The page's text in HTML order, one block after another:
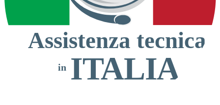
Assistenza tecnica
ITALIA
in